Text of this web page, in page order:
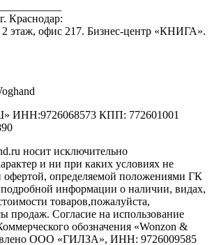
Краснодар:
этаж, офис 217. Бизнес-центр «КНИГА».
КПП: 772601001
носит исключительно
и ни при каких условиях не
офертой, определяемой положениями ГК
информации о наличии, видах,
товаров,пожалуйста,
продаж. Согласие на использование
обозначения «Wonzon &
OOO «ГИЛЗА», ИНН: 9726009585